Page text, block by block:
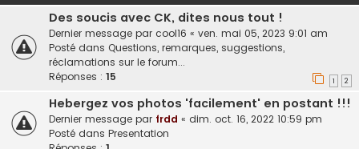
h
Des soucis avec CK, dites nous tout !
Dernier message par cool16 « ven. mai 05, 2023 9:01 am
Posté dans Questions, remarques, suggestions,
réclamations sur le forum...
Réponses : 15 1 2
Hebergez vos photos 'facilement' en postant !!!
Dernier message par frdd « dim. oct. 16, 2022 10:59 pm
Posté dans Presentation